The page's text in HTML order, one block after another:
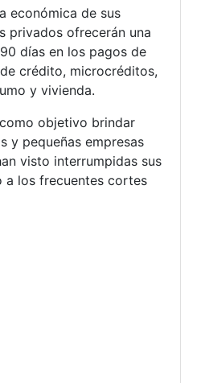
económica de sus
privados ofrecerán una
días en los pagos de
crédito, microcréditos,
y vivienda.
objetivo brindar
y pequeñas empresas
visto interrumpidas sus
a los frecuentes cortes